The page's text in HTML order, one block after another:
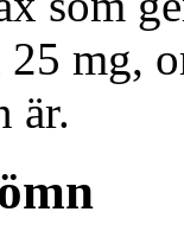
mg,
är.